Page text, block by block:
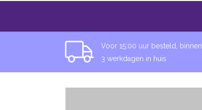
Voor 15:00 uur besteld, binnen
3 werkdagen in huis